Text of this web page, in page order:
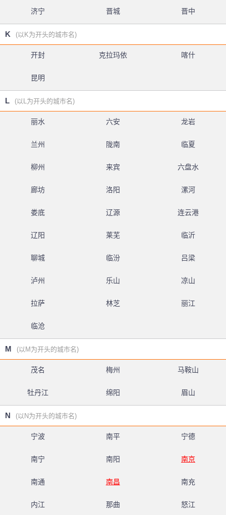
济宁 晋城 晋中
K (以K为开头的城市名)
开封 克拉玛依 喀什
昆明
L (以L为开头的城市名)
丽水 六安 龙岩
兰州 陇南 临夏
柳州 来宾 六盘水
廊坊 洛阳 漯河
娄底 辽源 连云港
辽阳 莱芜 临沂
聊城 临汾 吕梁
泸州 乐山 凉山
拉萨 林芝 丽江
临沧
M (以M为开头的城市名)
茂名 梅州 马鞍山
牡丹江 绵阳 眉山
N (以N为开头的城市名)
宁波 南平 宁德
南宁 南阳 南京
南通 南昌 南充
内江 那曲 怒江